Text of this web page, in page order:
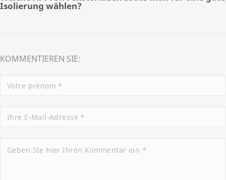
Isolierung wählen?
KOMMENTIEREN SIE: